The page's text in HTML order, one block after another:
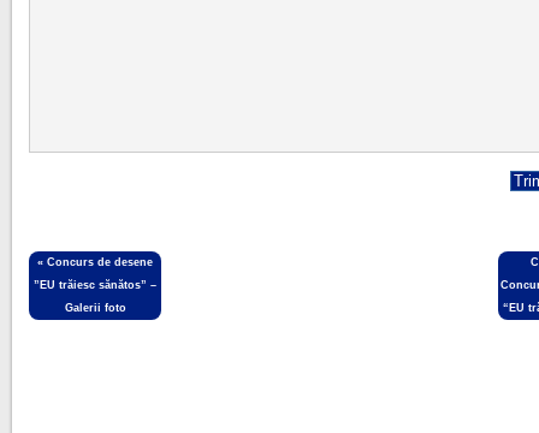
«Concurs de desene
”EU trăiesc sănătos” –
Galerii foto
“EU